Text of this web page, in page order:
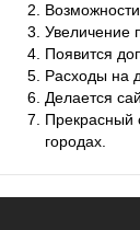
Увеличение
Появится
Расходы на
Делается
Прекрасный
городах.